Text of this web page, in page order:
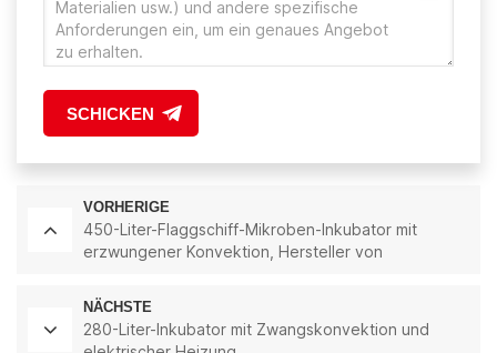
SCHICKEN
VORHERIGE
450-Liter-Flaggschiff-Mikroben-Inkubator mit
erzwungener Konvektion, Hersteller von
mit konstanter Temperatur
NÄCHSTE
280-Liter-Inkubator mit Zwangskonvektion und